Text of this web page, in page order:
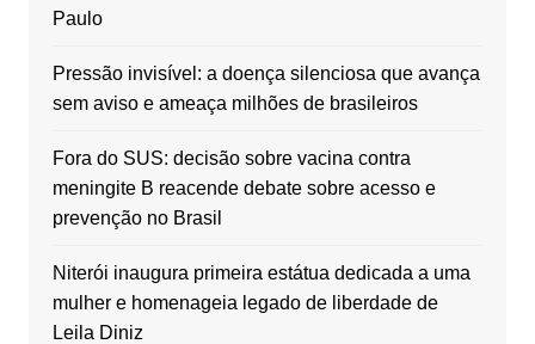
Paulo
Pressão invisível: a doença silenciosa que avança
sem aviso e ameaça milhões de brasileiros
Fora do SUS: decisão sobre vacina contra
meningite B reacende debate sobre acesso e
prevenção no Brasil
Niterói inaugura primeira estátua dedicada a uma
mulher e homenageia legado de liberdade de
Leila Diniz